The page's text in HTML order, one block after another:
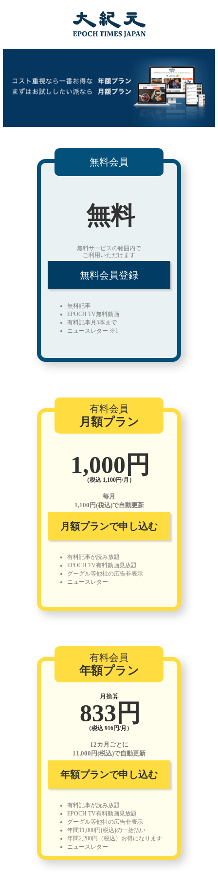
無料会員
無料
無料サービスの範囲内で
ご利用いただけます
無料会員登録
無料記事
EPOCH TV無料動画
有料記事月5本まで
ニュースレター ※1
有料会員
月額プラン
1,000円
（税込 1,100円/月）
毎月
1,100円(税込)で自動更新
月額プランで申し込む
有料記事が読み放題
EPOCH TV有料動画見放題
グーグル等他社の広告非表示
ニュースレター
有料会員
年額プラン
月換算
833円
（税込 916円/月）
12カ月ごとに
11,000円(税込)で自動更新
年額プランで申し込む
有料記事が読み放題
EPOCH TV有料動画見放題
グーグル等他社の広告非表示
年間11,000円(税込)の一括払い
年間2,200円（税込）お得になります
ニュースレター